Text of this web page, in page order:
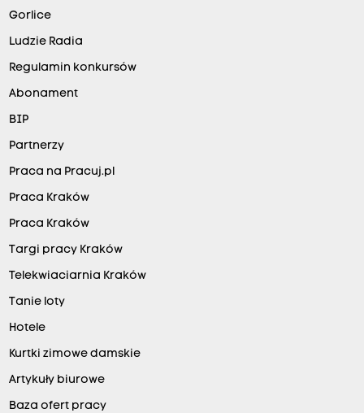
Gorlice
Ludzie Radia
Regulamin konkursów
Abonament
BIP
Partnerzy
Praca na Pracuj.pl
Praca Kraków
Praca Kraków
Targi pracy Kraków
Telekwiaciarnia Kraków
Tanie loty
Hotele
Kurtki zimowe damskie
Artykuły biurowe
Baza ofert pracy